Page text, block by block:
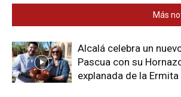
Más
Alcalá celebra un
Pascua con su
explanada de la Ermita